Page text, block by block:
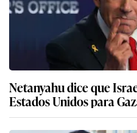
Netanyahu dice que
Estados Unidos para